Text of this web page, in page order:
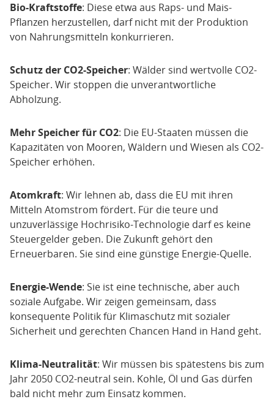
Bio-Kraftstoffe: Diese etwa aus Raps- und Mais-
Pflanzen herzustellen, darf nicht mit der Produktion
von Nahrungsmitteln konkurrieren.
Schutz der CO2-Speicher: Wälder sind wertvolle CO2-
Speicher. Wir stoppen die unverantwortliche
Abholzung.
Mehr Speicher für CO2: Die EU-Staaten müssen die
Kapazitäten von Mooren, Wäldern und Wiesen als CO2-
Speicher erhöhen.
Atomkraft: Wir lehnen ab, dass die EU mit ihren
Mitteln Atomstrom fördert. Für die teure und
unzuverlässige Hochrisiko-Technologie darf es keine
Steuergelder geben. Die Zukunft gehört den
Erneuerbaren. Sie sind eine günstige Energie-Quelle.
Energie-Wende: Sie ist eine technische, aber auch
soziale Aufgabe. Wir zeigen gemeinsam, dass
konsequente Politik für Klimaschutz mit sozialer
Sicherheit und gerechten Chancen Hand in Hand geht.
Klima-Neutralität: Wir müssen bis spätestens bis zum
Jahr 2050 CO2-neutral sein. Kohle, Öl und Gas dürfen
bald nicht mehr zum Einsatz kommen.